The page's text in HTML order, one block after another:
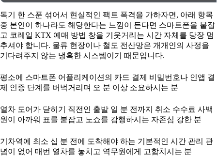
독기 한 스푼 섞어서 현실적인 팩트 폭격을 가하자면, 아래 항목
중 본인이 하나라도 해당한다는 느낌이 든다면 스마트폰을 붙잡
고 코레일 KTX 예매 방법 창을 기웃거리는 시간 자체를 당장 멈
추셔야 합니다. 물류 현장이나 철도 전산망은 개개인의 사정을
기다려주지 않는 냉혹한 시스템이기 때문입니다.
평소에 스마트폰 어플리케이션의 카드 결제 비밀번호나 인앱 결
제 인증 단계를 버벅거리며 오 분 이상 소요하시는 분
열차 도어가 닫히기 직전인 출발 일 분 전까지 취소 수수료 사백
원이 아까워 표를 붙잡고 노쇼를 감행하시는 자존심 강한 분
기차역에 최소 십 분 전에 도착해야 하는 기본적인 시간 관리 관
념이 없어 매번 열차를 놓치고 역무원에게 고함치시는 분